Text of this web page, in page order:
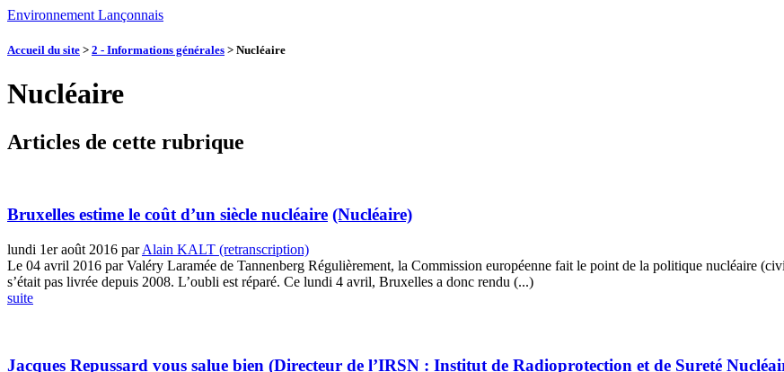
Environnement Lançonnais
Accueil du site > 2 - Informations générales > Nucléaire
Nucléaire
Articles de cette rubrique
Bruxelles estime le coût d’un siècle nucléaire (Nucléaire)
lundi 1er août 2016 parAlain KALT (retranscription)
Le 04 avril 2016 par Valéry Laramée de Tannenberg Régulièrement, la Commission européenne fait le point de la politique nucléaire
s’était pas livrée depuis 2008. L’oubli est réparé. Ce lundi 4 avril, Bruxelles a donc rendu (...)
suite
Jacques Repussard vous salue bien (Directeur de l’IRSN : Institut de Radioprotection et de Sureté